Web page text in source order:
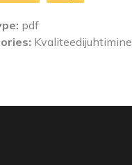
pdf
Kvaliteedijuhtimine